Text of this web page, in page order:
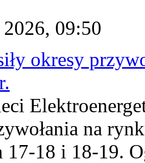
09:50
okresy
na
17-18 i 18-19.